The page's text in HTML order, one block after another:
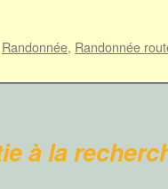
Randonnée, Randonnée
à la